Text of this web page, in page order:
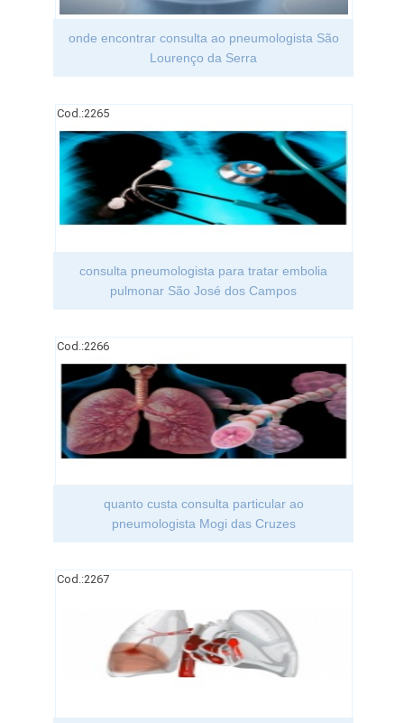
onde encontrar consulta ao pneumologista São
Lourenço da Serra
Cod.:2265
consulta pneumologista para tratar embolia
pulmonar São José dos Campos
Cod.:2266
quanto custa consulta particular ao
pneumologista Mogi das Cruzes
Cod.:2267